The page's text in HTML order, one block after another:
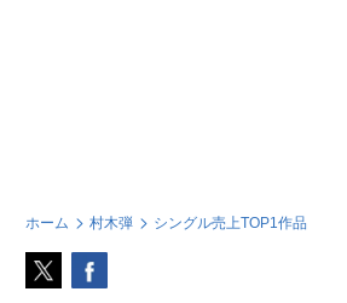
ホーム 村木弾 シングル売上TOP1作品